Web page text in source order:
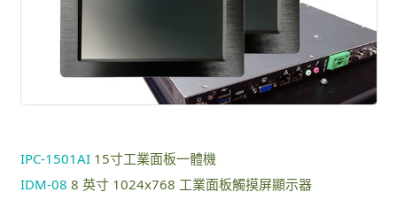
IPC-1501AI 15寸工業面板一體機
IDM-08 8 英寸 1024x768 工業面板觸摸屏顯示器